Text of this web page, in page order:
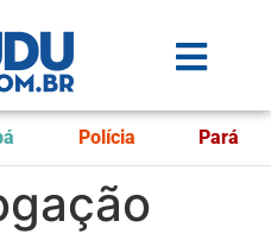
Polícia Pará